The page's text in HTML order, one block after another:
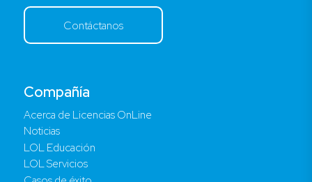
Compañía
Acerca de Licencias OnLine
Noticias
LOL Educación
LOL Servicios
Contáctanos